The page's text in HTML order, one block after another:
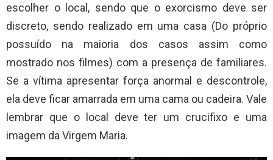
escolher o local, sendo que o exorcismo deve ser
discreto, sendo realizado em uma casa (Do próprio
possuído na maioria dos casos assim como
mostrado nos filmes) com a presença de familiares.
Se a vítima apresentar força anormal e descontrole,
ela deve ficar amarrada em uma cama ou cadeira. Vale
lembrar que o local deve ter um crucifixo e uma
imagem da Virgem Maria.